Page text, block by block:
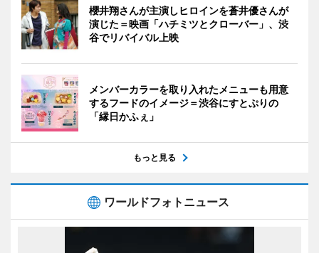
櫻井翔さんが主演しヒロインを蒼井優さんが
演じた＝映画「ハチミツとクローバー」、渋
谷でリバイバル上映
メンバーカラーを取り入れたメニューも用意
するフードのイメージ＝渋谷にすとぷりの
「縁日かふぇ」
もっと見る
ワールドフォトニュース